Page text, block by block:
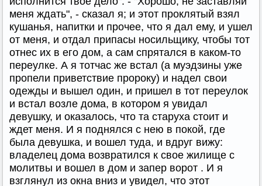
меня ждать", - сказал я; и этот проклятый взял
кушанья, напитки и прочее, что я дал ему, и ушел
от меня, и отдал припасы носильщику, чтобы тот
отнес их в его дом, а сам спрятался в каком-то
переулке. А я тотчас же встал (а муэдзины уже
пропели приветствие пророку) и надел свои
одежды и вышел один, и пришел в тот переулок
и встал возле дома, в котором я увидал
девушку, и оказалось, что та старуха стоит и
ждет меня. И я поднялся с нею в покой, где
была девушка, и вошел туда, и вдруг вижу:
владелец дома возвратился к свое жилище с
молитвы и вошел в дом и запер ворот . И я
взглянул из окна вниз и увидел, что этот